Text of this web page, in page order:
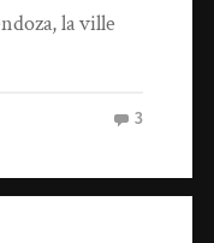
la ville
3